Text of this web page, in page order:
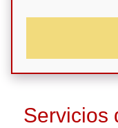
Servicios